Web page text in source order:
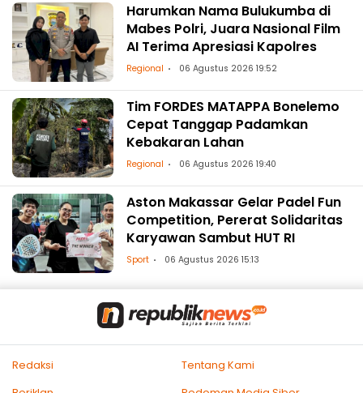
Harumkan Nama Bulukumba di
Mabes Polri, Juara Nasional Film
AI Terima Apresiasi Kapolres
Regional 06 Agustus 2026 19:52
Tim FORDES MATAPPA Bonelemo
Cepat Tanggap Padamkan
Kebakaran Lahan
Regional 06 Agustus 2026 19:40
Aston Makassar Gelar Padel Fun
Competition, Pererat Solidaritas
Karyawan Sambut HUT RI
Sport 06 Agustus 2026 15:13
Redaksi
Tentang Kami